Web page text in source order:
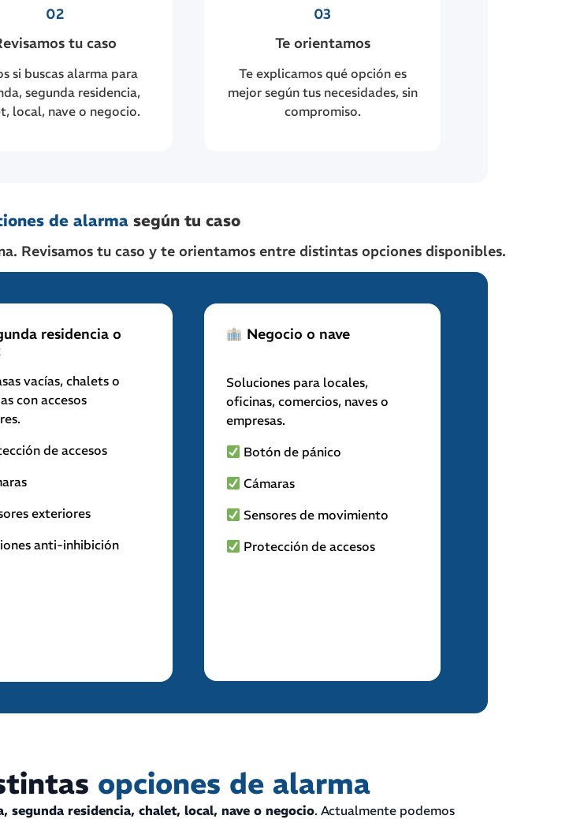
02
tu caso
si buscas alarma para
segunda residencia,
local, nave o negocio.
03
Te orientamos
Te explicamos qué opción es
mejor según tus necesidades, sin
compromiso.
de alarmasegún tu caso
Revisamos tu caso y te orientamos entre distintas opciones disponibles.
residencia o
vacías, chalets o
con accesos
de accesos
exteriores
anti-inhibición
Negocio o nave
Soluciones para locales,
oficinas, comercios, naves o
empresas.
Botón de pánico
Cámaras
Sensores de movimiento
Protección de accesos
opciones de alarma
segunda residencia, chalet, local, nave o negocio. Actualmente podemos